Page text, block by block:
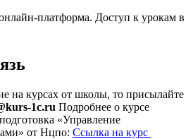
онлайн-платформа. Доступ к урокам в
на курсах от школы, то присылайте
1c.ru Подробнее о курсе
«Управление
от Нцпо: Ссылка на курс